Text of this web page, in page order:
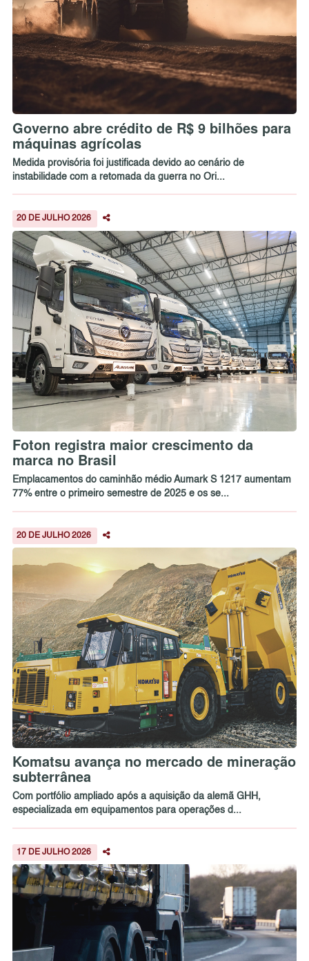
Governo abre crédito de R$ 9 bilhões para
máquinas agrícolas
Medida provisória foi justificada devido ao cenário de
instabilidade com a retomada da guerra no Ori...
20 DE JULHO 2026
Foton registra maior crescimento da
marca no Brasil
Emplacamentos do caminhão médio Aumark S 1217 aumentam
77% entre o primeiro semestre de 2025 e os se...
20 DE JULHO 2026
Komatsu avança no mercado de mineração
subterrânea
Com portfólio ampliado após a aquisição da alemã GHH,
especializada em equipamentos para operações d...
17 DE JULHO 2026